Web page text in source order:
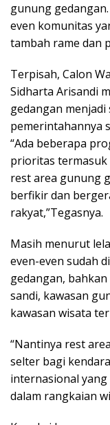
gunung
even komunitas
tambah rame dan
Terpisah, Calon
Sidharta Arisandi
gedangan
pemerintahannya
“Ada beberapa
prioritas termasuk
rest area gunung
berfikir dan
rakyat,”Tegasnya.
Masih menurut
even-even sudah
gedangan,
sandi, kawasan
kawasan wisata
“Nantinya rest
selter bagi
internasional
dalam rangkaian